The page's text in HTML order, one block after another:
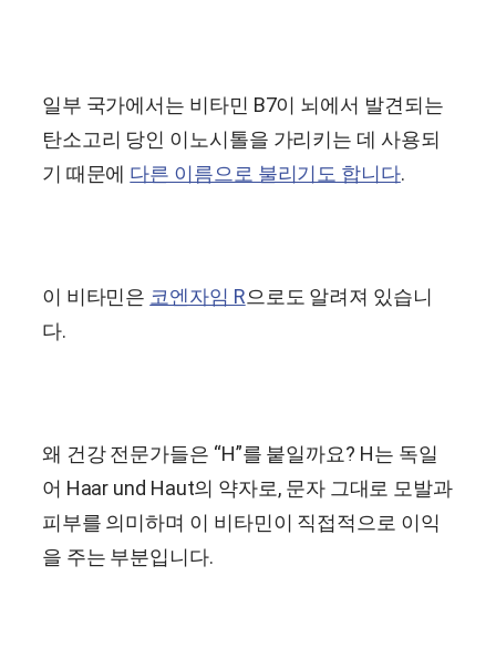
일부 국가에서는 비타민 B7이 뇌에서 발견되는
탄소고리 당인 이노시톨을 가리키는 데 사용되
기 때문에 다른 이름으로 불리기도 합니다.
이 비타민은 코엔자임 R으로도 알려져 있습니
다.
왜 건강 전문가들은 “H”를 붙일까요? H는 독일
어 Haar und Haut의 약자로, 문자 그대로 모발과
피부를 의미하며 이 비타민이 직접적으로 이익
을 주는 부분입니다.